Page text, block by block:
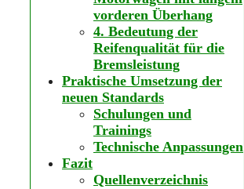
vorderen Überhang
4. Bedeutung der
Reifenqualität für die
Bremsleistung
Praktische Umsetzung der
neuen Standards
Schulungen und
Trainings
Technische Anpassungen
Fazit
Quellenverzeichnis